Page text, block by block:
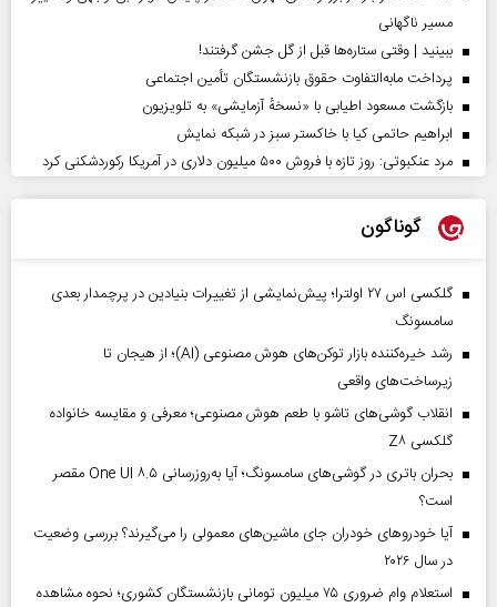
مسیر ناگهانی
ببینید | وقتی ستاره‌ها قبل از گل جشن گرفتند!
پرداخت مابه‌التفاوت حقوق بازنشستگان تأمین اجتماعی
بازگشت مسعود اطیابی با «نسخهٔ آزمایشی» به تلویزیون
ابراهیم حاتمی کیا با خاکستر سبز در شبکه نمایش
مرد عنکبوتی: روز تازه با فروش ۵۰۰ میلیون دلاری در آمریکا رکوردشکنی کرد
گوناگون
گلکسی اس ۲۷ اولترا؛ پیش‌نمایشی از تغییرات بنیادین در پرچمدار بعدی
سامسونگ
رشد خیره‌کننده بازار توکن‌های هوش مصنوعی (AI)؛ از هیجان تا
زیرساخت‌های واقعی
انقلاب گوشی‌های تاشو‌ با طعم هوش مصنوعی؛ معرفی و مقایسه خانواده
گلکسی Z۸
بحران باتری در گوشی‌های سامسونگ؛ آیا به‌روزرسانی One UI ۸.۵ مقصر
است؟
آیا خودروهای خودران جای ماشین‌های معمولی را می‌گیرند؟ بررسی وضعیت
در سال ۲۰۲۶
استعلام وام ضروری ۷۵ میلیون تومانی بازنشستگان کشوری؛ نحوه مشاهده